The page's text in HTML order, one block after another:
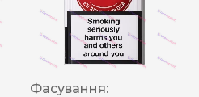
Фасування: